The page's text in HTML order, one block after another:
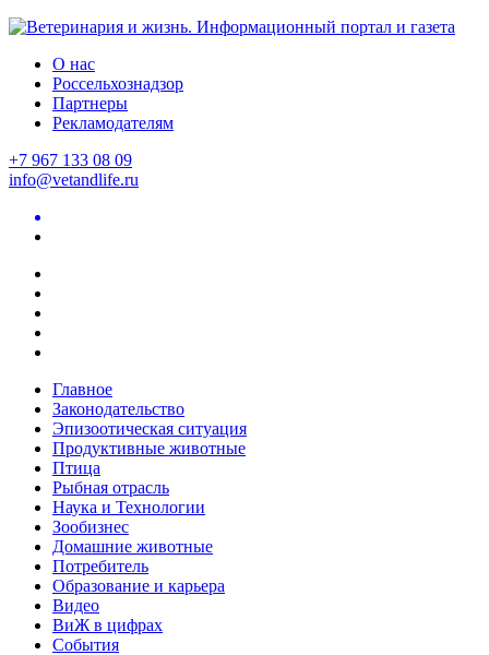
О нас
Россельхознадзор
Партнеры
Рекламодателям
+7 967 133 08 09
info@vetandlife.ru
Главное
Законодательство
Эпизоотическая ситуация
Продуктивные животные
Птица
Рыбная отрасль
Наука и Технологии
Зообизнес
Домашние животные
Потребитель
Образование и карьера
Видео
ВиЖ в цифрах
События